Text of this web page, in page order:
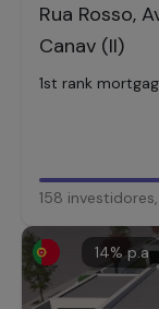
Rua Rosso,
Canav (II)
1st rank
158 investidores,
14% p.a